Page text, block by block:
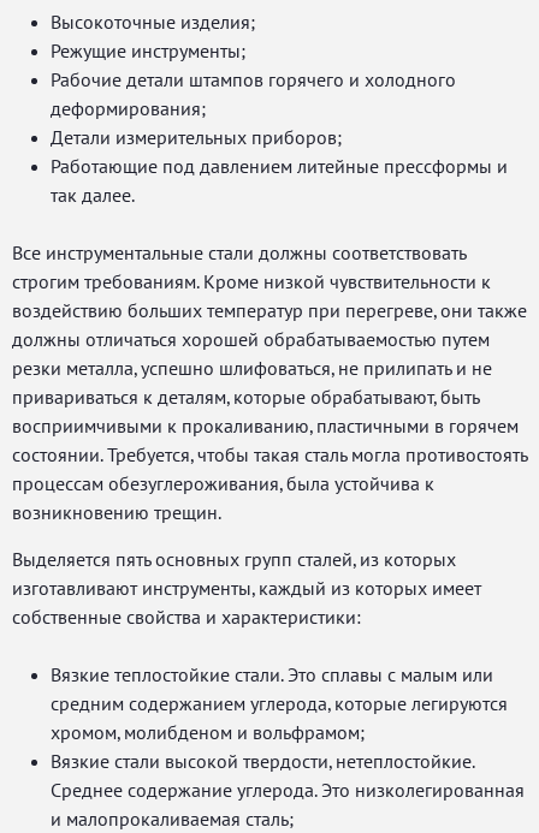
Высокоточные изделия;
Режущие инструменты;
Рабочие детали штампов горячего и холодного
деформирования;
Детали измерительных приборов;
Работающие под давлением литейные прессформы и
так далее.
Все инструментальные стали должны соответствовать
строгим требованиям. Кроме низкой чувствительности к
воздействию больших температур при перегреве, они также
должны отличаться хорошей обрабатываемостью путем
резки металла, успешно шлифоваться, не прилипать и не
привариваться к деталям, которые обрабатывают, быть
восприимчивыми к прокаливанию, пластичными в горячем
состоянии. Требуется, чтобы такая сталь могла противостоять
процессам обезуглероживания, была устойчива к
возникновению трещин.
Выделяется пять основных групп сталей, из которых
изготавливают инструменты, каждый из которых имеет
собственные свойства и характеристики:
Вязкие теплостойкие стали. Это сплавы с малым или
средним содержанием углерода, которые легируются
хромом, молибденом и вольфрамом;
Вязкие стали высокой твердости, нетеплостойкие.
Среднее содержание углерода. Это низколегированная
и малопрокаливаемая сталь;